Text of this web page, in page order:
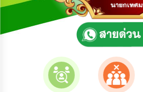
ความ
ยุทธศาสตร์/